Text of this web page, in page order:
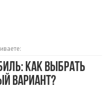
Как выбрать
вариант?